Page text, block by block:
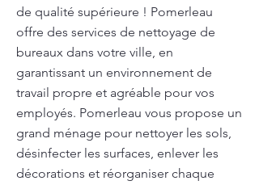
de qualité supérieure ! Pomerleau
offre des services de nettoyage de
bureaux dans votre ville, en
garantissant un environnement de
travail propre et agréable pour vos
employés. Pomerleau vous propose un
grand ménage pour nettoyer les sols,
désinfecter les surfaces, enlever les
décorations et réorganiser chaque